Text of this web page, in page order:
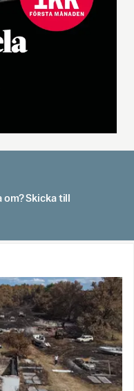
Skicka till